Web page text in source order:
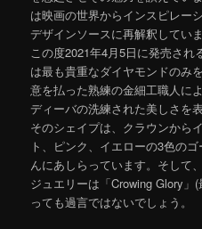
は映画の世界からインスピレー
デザインソースに再解釈していま
この度2021年4月5日に発売され
は最も貴重なダイヤモンドのみ
意を払った熟練の金細工職人に
ディーバの洗練された美しさを
そのシェイプは、クラウンから
ト、ピンク、イエローの3色の
んにあしらっています。そして
ジュエリーは「Crowing Glory
っても過言ではないでしょう。